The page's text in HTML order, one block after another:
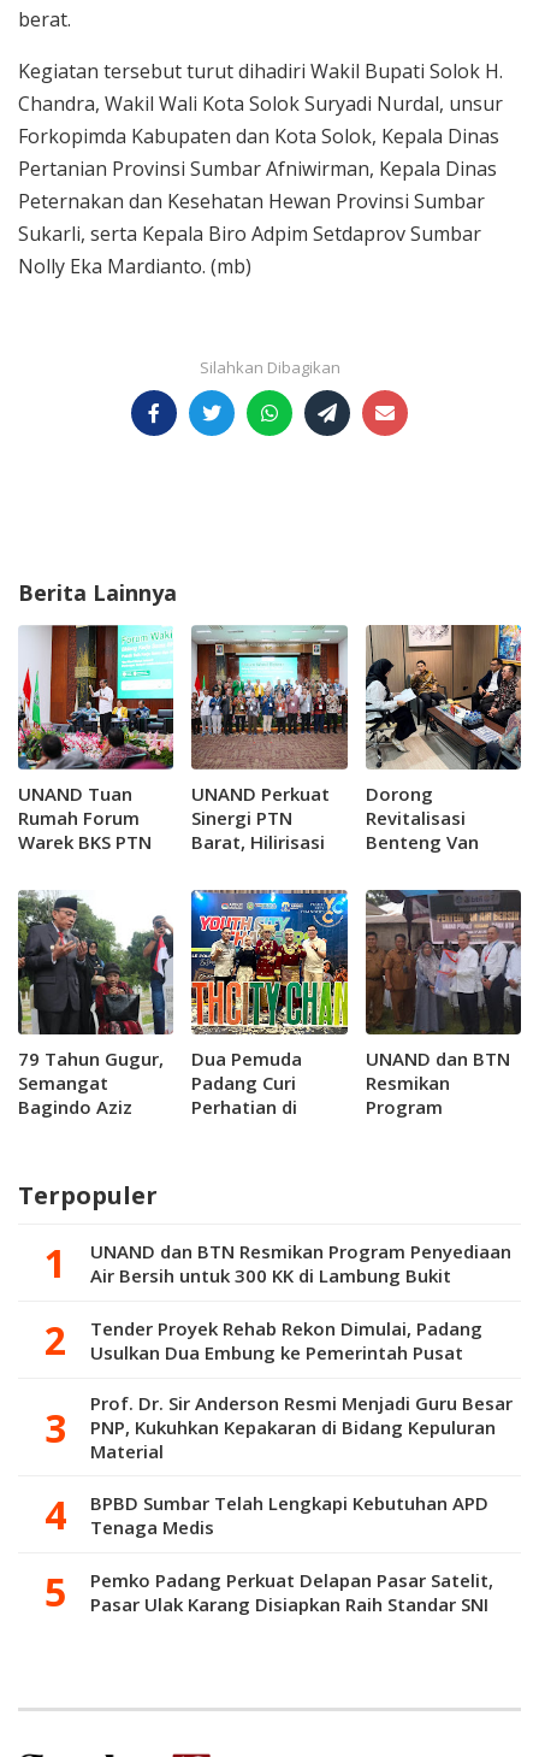
berat.
Kegiatan tersebut turut dihadiri Wakil Bupati Solok H.
Chandra, Wakil Wali Kota Solok Suryadi Nurdal, unsur
Forkopimda Kabupaten dan Kota Solok, Kepala Dinas
Pertanian Provinsi Sumbar Afniwirman, Kepala Dinas
Peternakan dan Kesehatan Hewan Provinsi Sumbar
Sukarli, serta Kepala Biro Adpim Setdaprov Sumbar
Nolly Eka Mardianto. (mb)
Berita Lainnya
UNAND Tuan
Rumah Forum
Warek BKS PTN
Hilirisasi Riset
dan Jejaring
Inovasi
UNAND Perkuat
Sinergi PTN
Barat, Hilirisasi
Prioritas
Dorong
Revitalisasi
Benteng Van
79 Tahun Gugur,
Semangat
Bagindo Aziz
Padang
Dua Pemuda
Padang Curi
Perhatian di
UNAND dan BTN
Resmikan
Program
Terpopuler
UNAND dan BTN Resmikan Program Penyediaan
Air Bersih untuk 300 KK di Lambung Bukit
Tender Proyek Rehab Rekon Dimulai, Padang
Usulkan Dua Embung ke Pemerintah Pusat
Prof. Dr. Sir Anderson Resmi Menjadi Guru Besar
PNP, Kukuhkan Kepakaran di Bidang Kepuluran
Material
BPBD Sumbar Telah Lengkapi Kebutuhan APD
Tenaga Medis
Pemko Padang Perkuat Delapan Pasar Satelit,
Pasar Ulak Karang Disiapkan Raih Standar SNI